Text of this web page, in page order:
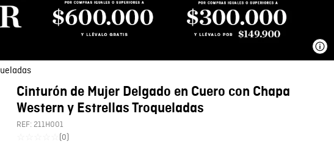
Cinturón de Mujer Delgado en Cuero con Chapa
Western y Estrellas Troqueladas
REF: 211H001
(0)